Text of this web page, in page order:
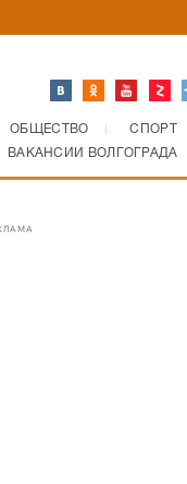
ОБЩЕСТВО СПОРТ
ВАКАНСИИ ВОЛГОГРАДА